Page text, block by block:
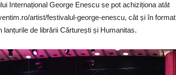
Internațional George Enescu se pot achiziționa atât
artist/festivalul-george-enescu, cât și în format
de librării Cărturești și Humanitas.